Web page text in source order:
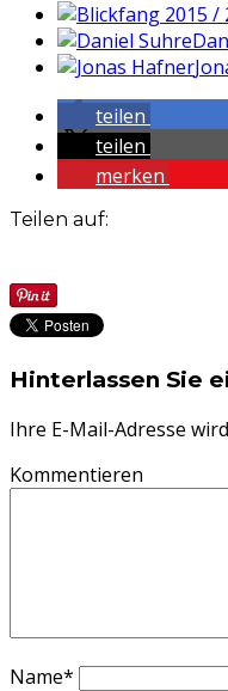
teilen
teilen
merken
Teilen auf:
Hinterlassen Sie
Ihre E-Mail-Adresse
Kommentieren
Name*